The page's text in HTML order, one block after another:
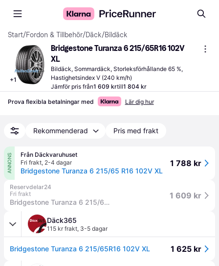
Start/Fordon & Tillbehör/Däck/Bildäck
+1
Bridgestone Turanza 6 215/65R16 102V
XL
Bildäck, Sommardäck, Storleksförhållande 65 %,
Hastighetsindex V (240 km/h)
Jämför pris från1 609 krtill1 804 kr
Prova flexibla betalningar med Lär dig hur
Rekommenderad Pris med frakt
ANNONS
Från Däckvaruhuset
Fri frakt, 2-4 dagar
Bridgestone Turanza 6 215/65 R16 102V XL
1 788 kr
Reservdelar24
Fri frakt
Bridgestone Turanza 6 215/65 R16 102V personbil Däck 20519
1 609 kr
Däck365
115 kr frakt, 3-5 dagar
Bridgestone Turanza 6 215/65R16 102V XL 1 625 kr